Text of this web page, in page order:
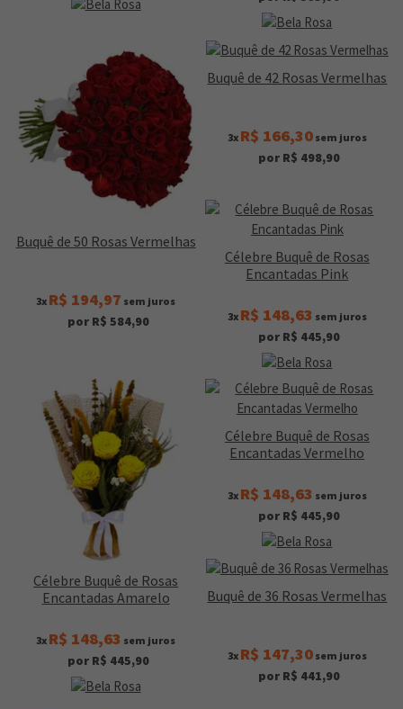
Buquê de 50 Rosas Vermelhas
3x R$ 194,97 sem juros
por R$ 584,90
Buquê de 42 Rosas Vermelhas
3x R$ 166,30sem juros
por R$ 498,90
Célebre Buquê de Rosas
Encantadas Pink
3x R$ 148,63 sem juros
por R$ 445,90
Célebre Buquê de Rosas
Encantadas Amarelo
3x R$ 148,63 sem juros
por R$ 445,90
Célebre Buquê de Rosas
Encantadas Vermelho
3x R$ 148,63 sem juros
por R$ 445,90
Buquê de 36 Rosas Vermelhas
3x R$ 147,30sem juros
por R$ 441,90